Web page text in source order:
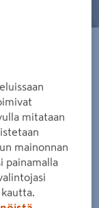
palvelumme
kivijalassa kuin
ja
mitataan
mainonnan
painamalla